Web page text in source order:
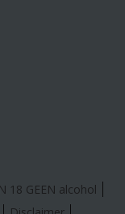
18 GEEN alcohol